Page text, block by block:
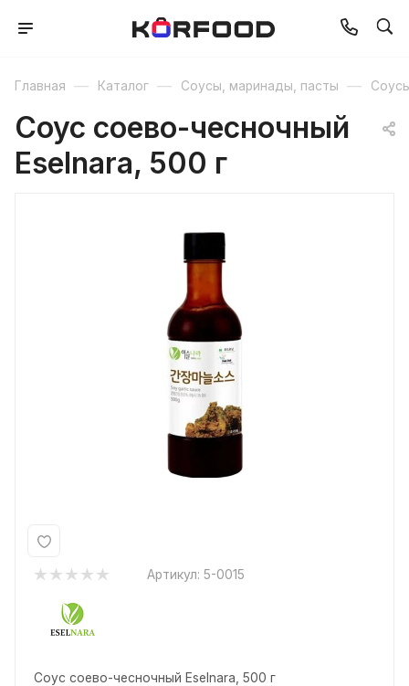
Главная — Каталог — Соусы, маринады, пасты —
Cоус соево-чесночный
Eselnara, 500 г
Артикул: 5-0015
Cоус соево-чесночный Eselnara, 500 г